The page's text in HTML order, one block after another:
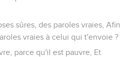
sûres, des paroles vraies, Afin
vraies à celui qui t'envoie ?
parce qu'il est pauvre, Et